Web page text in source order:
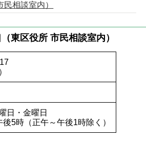
相談室内）
東区役所 市民相談室内）
日・金曜日
5時（正午～午後1時除く）